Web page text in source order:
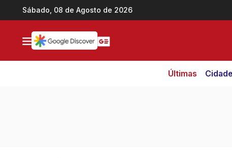
Ir direto pro conteúdo
Sábado, 08 de Agosto de 2026
Últimas